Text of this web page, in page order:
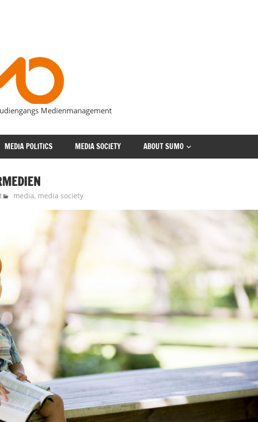
Medienmanagement
MEDIA POLITICS MEDIA SOCIETY ABOUT SUMO
media, media society